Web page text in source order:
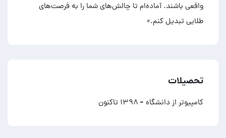
واقعی باشند. آماده‌ام تا چالش‌های شما را به فرصت‌های
طلایی تبدیل کنم.»
تحصیلات
کامپیوتر از دانشگاه - ۱۳۹۸ تاکنون